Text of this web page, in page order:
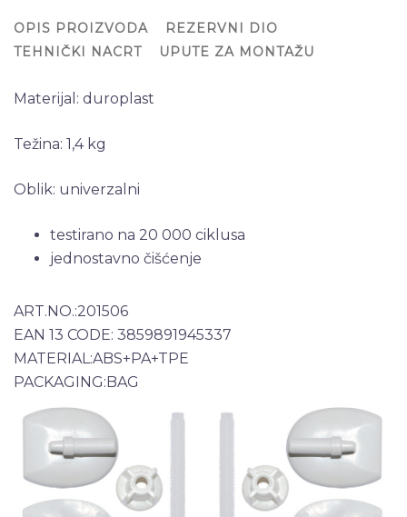
OPIS PROIZVODA
REZERVNI DIO
TEHNIČKI NACRT
UPUTE ZA MONTAŽU
Materijal: duroplast
Težina: 1,4 kg
Oblik: univerzalni
testirano na 20 000 ciklusa
jednostavno čišćenje
ART.NO.:201506
EAN 13 CODE: 3859891945337
MATERIAL:ABS+PA+TPE
PACKAGING:BAG